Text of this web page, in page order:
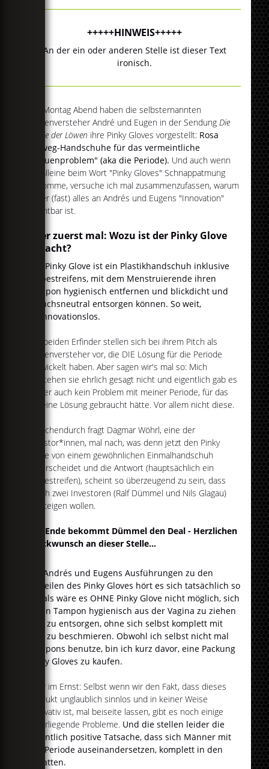
+++++HINWEIS+++++
An der ein oder anderen Stelle ist dieser Text
ironisch.
Am Montag Abend haben die selbsternannten
Frauenversteher André und Eugen in der Sendung Die
Höhle der Löwen ihre Pinky Gloves vorgestellt: Rosa
Einweg-Handschuhe für das vermeintliche
"Frauenproblem" (aka die Periode). Und auch wenn
ich alleine beim Wort "Pinky Gloves" Schnappatmung
bekomme, versuche ich mal zusammenzufassen, warum
leider (fast) alles an Andrés und Eugens "Innovation"
furchtbar ist.
Aber zuerst mal: Wozu ist der Pinky Glove
gedacht?
Der Pinky Glove ist ein Plastikhandschuh inklusive
Klebestreifens, mit dem Menstruierende ihren
Tampon hygienisch entfernen und blickdicht und
geruchsneutral entsorgen können. So weit,
so innovationslos.
Die beiden Erfinder stellen sich bei ihrem Pitch als
Frauenversteher vor, die DIE Lösung für die Periode
entwickelt haben. Aber sagen wir's mal so: Mich
verstehen sie ehrlich gesagt nicht und eigentlich gab es
bisher auch kein Problem mit meiner Periode, für das
ich eine Lösung gebraucht hätte. Vor allem nicht diese.
Zwischendurch fragt Dagmar Wöhrl, eine der
Investor*innen, mal nach, was denn jetzt den Pinky
Glove von einem gewöhnlichen Einmalhandschuh
unterscheidet und die Antwort (hauptsächlich ein
Klebestreifen), scheint so überzeugend zu sein, dass
gleich zwei Investoren (Ralf Dümmel und Nils Glagau)
einsteigen wollen.
Am Ende bekommt Dümmel den Deal - Herzlichen
Glückwunsch an dieser Stelle...
Bei Andrés und Eugens Ausführungen zu den
Vorteilen des Pinky Gloves hört es sich tatsächlich so
an, als wäre es OHNE Pinky Glove nicht möglich, sich
einen Tampon hygienisch aus der Vagina zu ziehen
und zu entsorgen, ohne sich selbst komplett mit
Blut zu beschmieren. Obwohl ich selbst nicht mal
Tampons benutze, bin ich kurz davor, eine Packung
Pinky Gloves zu kaufen.
Aber im Ernst: Selbst wenn wir den Fakt, dass dieses
Produkt unglaublich sinnlos und in keiner Weise
innovativ ist, mal beiseite lassen, gibt es noch einige
tieferliegende Probleme. Und die stellen leider die
eigentlich positive Tatsache, dass sich Männer mit
der Periode auseinandersetzen, komplett in den
Schatten.